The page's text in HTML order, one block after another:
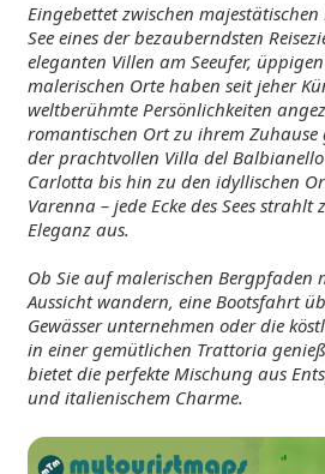
Eingebettet zwischen
See eines der bezauberndsten
eleganten Villen am Seeufer,
malerischen Orte haben seit jeher
weltberühmte Persönlichkeiten
romantischen Ort zu ihrem Zuhause
der prachtvollen Villa del
Carlotta bis hin zu den idyllischen
Varenna – jede Ecke des Sees
Eleganz aus.
Ob Sie auf malerischen Bergpfaden
Aussicht wandern, eine Bootsfahrt
Gewässer unternehmen oder die
in einer gemütlichen Trattoria
bietet die perfekte Mischung aus
und italienischem Charme.